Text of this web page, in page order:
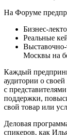
На Форуме
Бизнес-
Реальные
Москвы на
Каждый
аудитории о
с
поддержки,
свой товар или
Деловая
спикеров, как